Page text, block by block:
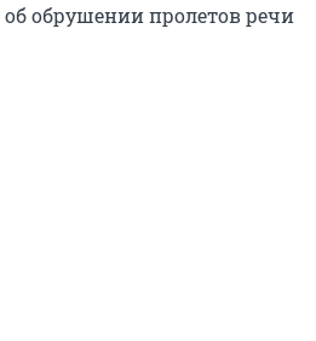
обрушении пролетов речи